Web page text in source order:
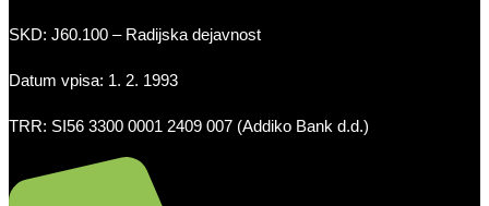
SKD: J60.100 – Radijska dejavnost
Datum vpisa: 1. 2. 1993
TRR: SI56 3300 0001 2409 007 (Addiko Bank d.d.)